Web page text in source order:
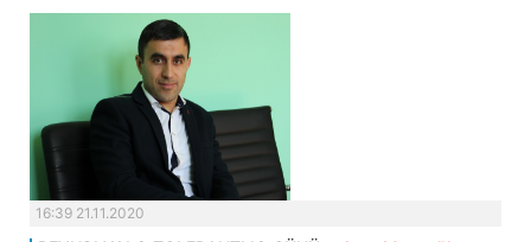
16:39 21.11.2020